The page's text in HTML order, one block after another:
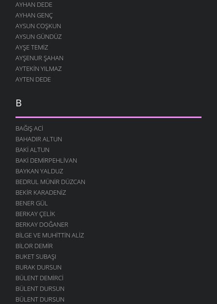
AYHAN DEDE
AYHAN GENÇ
AYSUN COŞKUN
AYSUN GÜNDÜZ
AYŞE TEMIZ
AYŞENUR ŞAHAN
AYTEKIN YILMAZ
AYTEN DEDE
B
BAĞIŞ ACI
BAHADIR ALTUN
BAKI ALTUN
BAKI DEMIRPEHLIVAN
BAYKAN YALDUZ
BEDRUL MÜNIR DÜZCAN
BEKIR KARADENIZ
BENER GÜL
BERKAY ÇELIK
BERKAY DOĞANER
BILGE VE MUHITTIN ALIZ
BILOR DEMIR
BUKET SUBAŞI
BURAK DURSUN
BÜLENT DEMIRCI
BÜLENT DURSUN
BÜLENT DURSUN